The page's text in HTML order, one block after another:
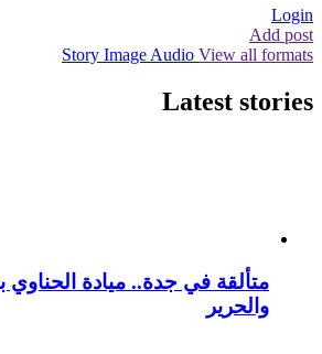
Login
Add post
Story Image Audio View all formats
Latest stories
متألقة في جدة.. ميادة
والحرير